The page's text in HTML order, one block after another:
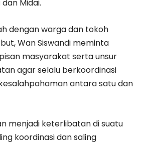
Midai.
dengan warga dan tokoh
Wan Siswandi meminta
masyarakat serta unsur
agar selalu berkoordinasi
antara satu dan
menjadi keterlibatan di suatu
koordinasi dan saling